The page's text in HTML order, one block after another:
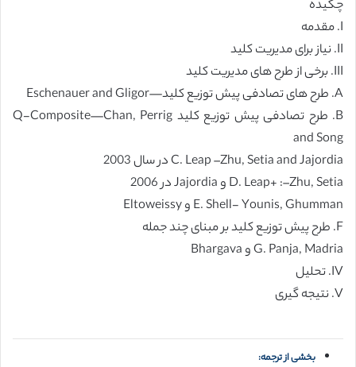
چکیده
I. مقدمه
II. نیاز برای مدیریت کلید
III. برخی از طرح های مدیریت کلید
A. طرح های تصادفی پیش توزیع کلید—Eschenauer and Gligor
B. طرح تصادفی پیش توزیع کلید Q-Composite—Chan, Perrig
and Song
C. Leap –Zhu, Setia and Jajordia در سال 2003
D. Leap+ :–Zhu, Setia و Jajordia در 2006
E. Shell- Younis, Ghumman و Eltoweissy
F. طرح پیش توزیع کلید بر مبنای چند جمله
G. Panja, Madria و Bhargava
IV. تحلیل
V. نتیجه گیری
بخشی از ترجمه: